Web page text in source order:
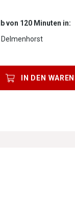
von 120 Minuten in:
Delmenhorst
den gewünschten
IN DEN